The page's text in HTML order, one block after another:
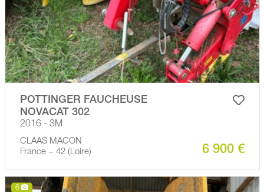
POTTINGER FAUCHEUSE
NOVACAT 302
2016 - 3M
CLAAS MACON
France − 42 (Loire)
6 900 €
6